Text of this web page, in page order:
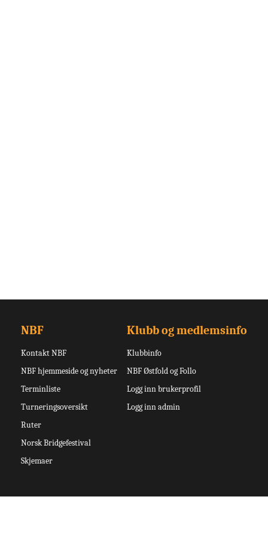
NBF
Kontakt NBF
NBF hjemmeside og nyheter
Terminliste
Turneringsoversikt
Ruter
Norsk Bridgefestival
Skjemaer
Klubb og medlemsinfo
Klubbinfo
NBF Østfold og Follo
Logg inn brukerprofil
Logg inn admin